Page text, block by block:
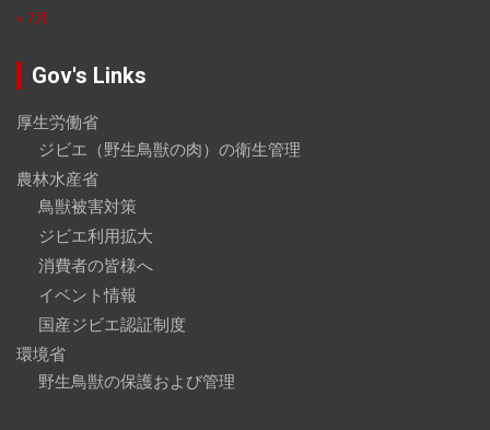
« 7月
Gov's Links
厚生労働省
ジビエ（野生鳥獣の肉）の衛生管理
農林水産省
鳥獣被害対策
ジビエ利用拡大
消費者の皆様へ
イベント情報
国産ジビエ認証制度
環境省
野生鳥獣の保護および管理